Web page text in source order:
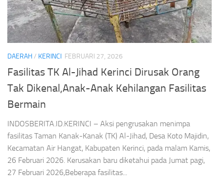
DAERAH/ KERINCI FEBRUARI 27, 2026
Fasilitas TK Al-Jihad Kerinci Dirusak Orang
Tak Dikenal,Anak-Anak Kehilangan Fasilitas
Bermain
INDOSBERITA.ID.KERINCI – Aksi pengrusakan menimpa
fasilitas Taman Kanak-Kanak (TK) Al-Jihad, Desa Koto Majidin,
Kecamatan Air Hangat, Kabupaten Kerinci, pada malam Kamis,
26 Februari 2026. Kerusakan baru diketahui pada Jumat pagi,
27 Februari 2026,Beberapa fasilitas...